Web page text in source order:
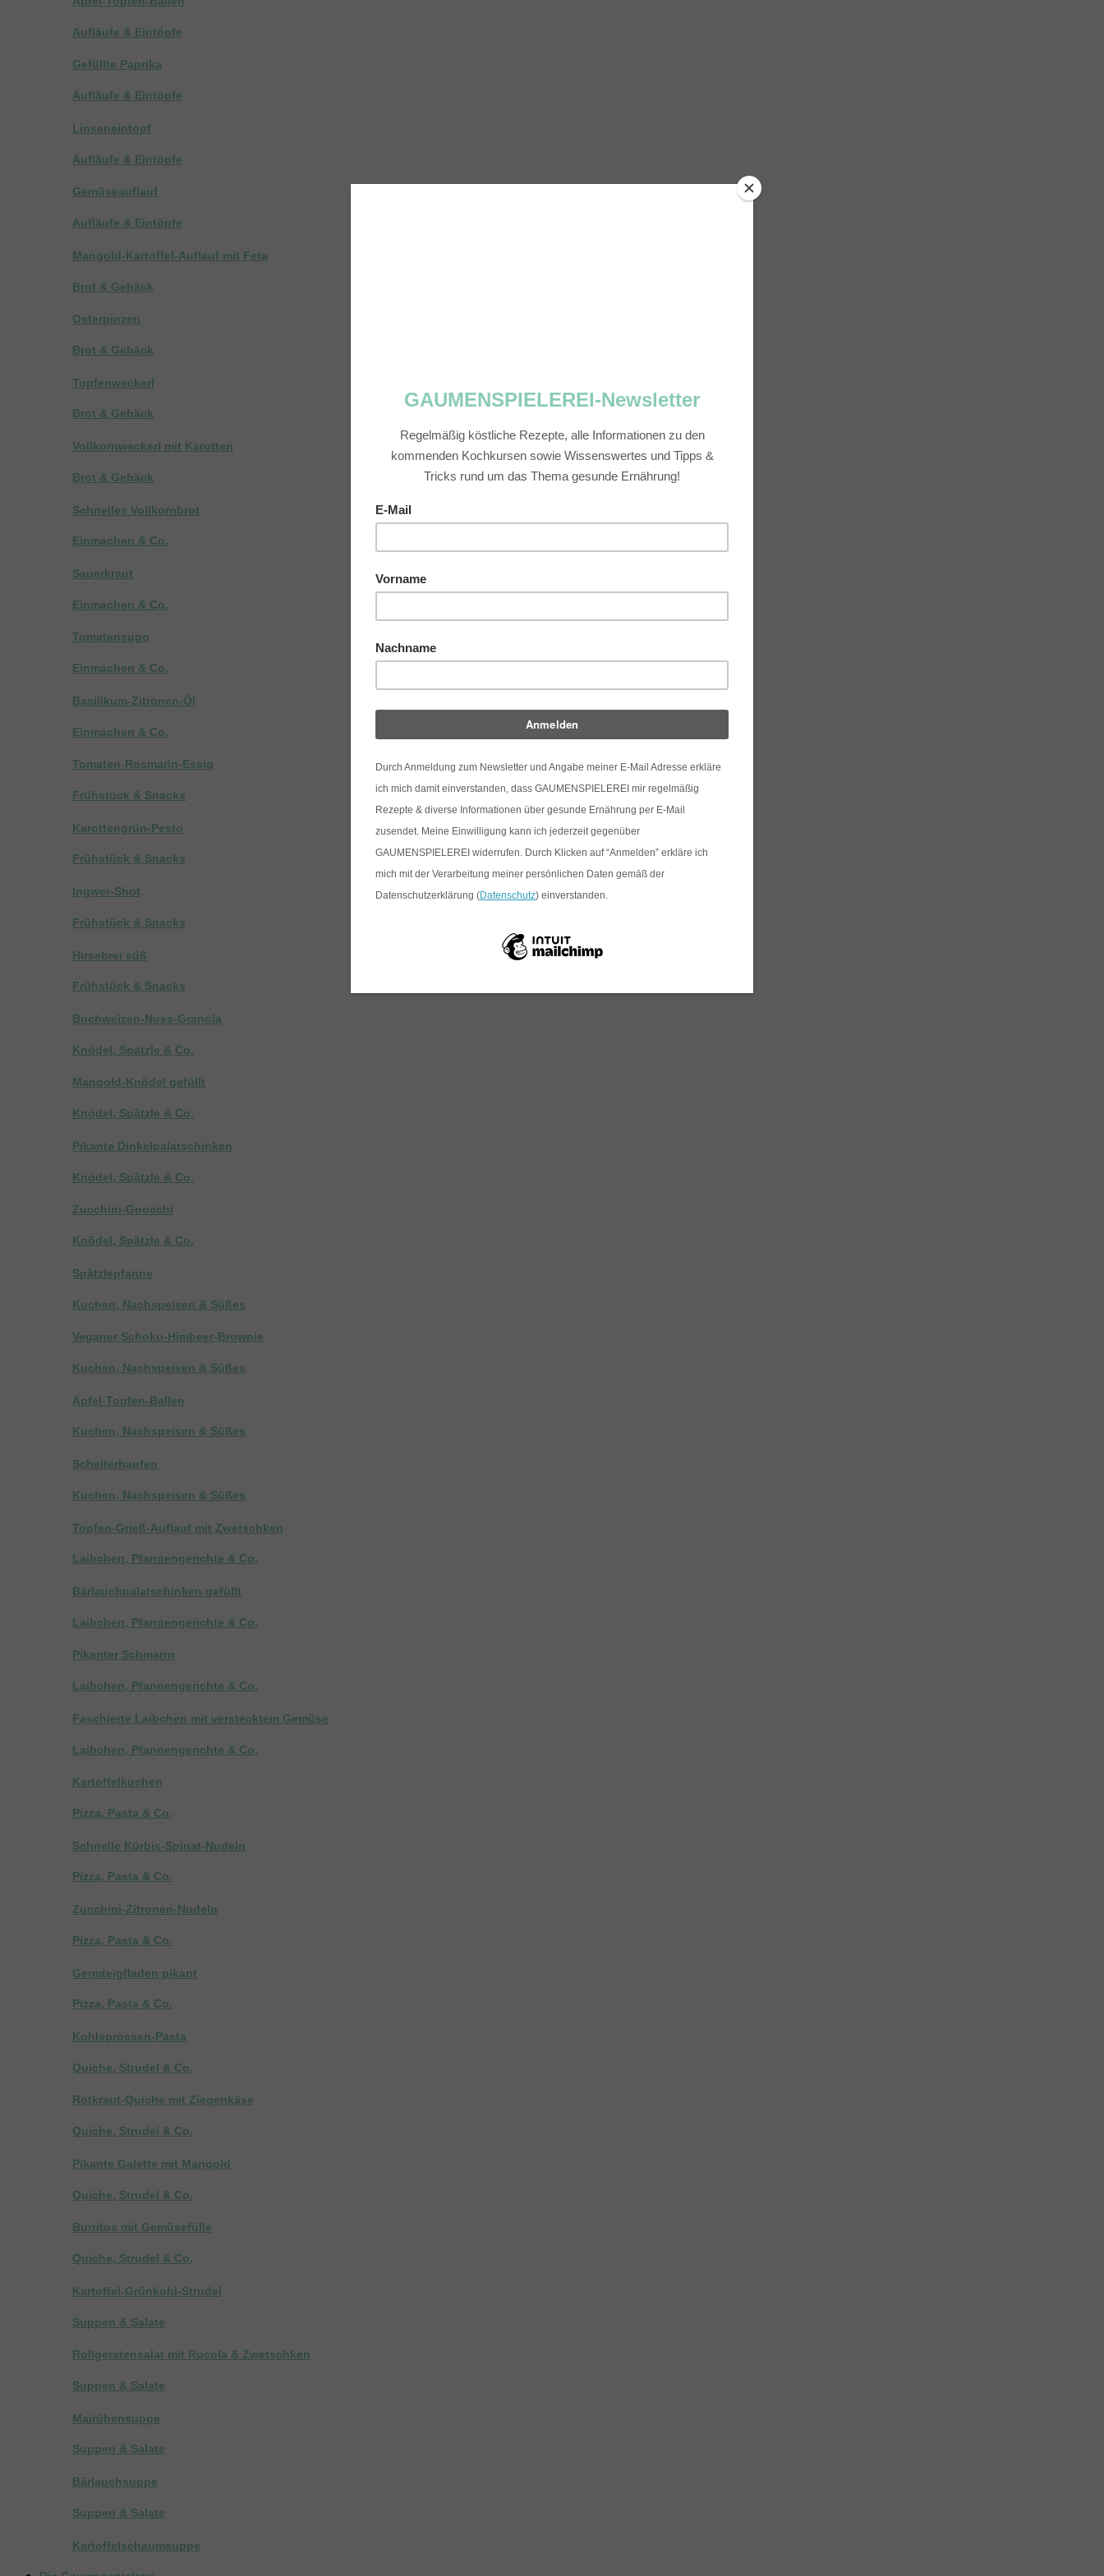
Aufläufe & Eintöpfe
Gefüllte Paprika
Aufläufe & Eintöpfe
Linseneintopf
Aufläufe & Eintöpfe
Gemüseauflauf
Aufläufe & Eintöpfe
Mangold-Kartoffel-Auflauf mit Feta
Brot & Gebäck
Osterpinzen
Brot & Gebäck
Topfenweckerl
Brot & Gebäck
Vollkornweckerl mit Karotten
Brot & Gebäck
Schnelles Vollkornbrot
Einmachen & Co.
Sauerkraut
Einmachen & Co.
Tomatensugo
Einmachen & Co.
Basilikum-Zitronen-Öl
Einmachen & Co.
Tomaten-Rosmarin-Essig
Frühstück & Snacks
Karottengrün-Pesto
Frühstück & Snacks
Ingwer-Shot
Frühstück & Snacks
Hirsebrei süß
Frühstück & Snacks
Buchweizen-Nuss-Granola
Knödel, Spätzle & Co.
Mangold-Knödel gefüllt
Knödel, Spätzle & Co.
Pikante Dinkelpalatschinken
Knödel, Spätzle & Co.
Zucchini-Gnocchi
Knödel, Spätzle & Co.
Spätzlepfanne
Kuchen, Nachspeisen & Süßes
Veganer Schoko-Himbeer-Brownie
Kuchen, Nachspeisen & Süßes
Apfel-Topfen-Ballen
Kuchen, Nachspeisen & Süßes
Scheiterhaufen
Kuchen, Nachspeisen & Süßes
Topfen-Grieß-Auflauf mit Zwetschken
Laibchen, Pfannengerichte & Co.
Bärlauchpalatschinken gefüllt
Laibchen, Pfannengerichte & Co.
Pikanter Schmarrn
Laibchen, Pfannengerichte & Co.
Faschierte Laibchen mit verstecktem Gemüse
Laibchen, Pfannengerichte & Co.
Kartoffelkuchen
Pizza, Pasta & Co.
Schnelle Kürbis-Spinat-Nudeln
Pizza, Pasta & Co.
Zucchini-Zitronen-Nudeln
Pizza, Pasta & Co.
Germteigfladen pikant
Pizza, Pasta & Co.
Kohlsprossen-Pasta
Quiche, Strudel & Co.
Rotkraut-Quiche mit Ziegenkäse
Quiche, Strudel & Co.
Pikante Galette mit Mangold
Quiche, Strudel & Co.
Burritos mit Gemüsefülle
Quiche, Strudel & Co.
Kartoffel-Grünkohl-Strudel
Suppen & Salate
Rollgerstensalat mit Rucola & Zwetschken
Suppen & Salate
Mairübensuppe
Suppen & Salate
Bärlauchsuppe
Suppen & Salate
Kartoffelschaumsuppe